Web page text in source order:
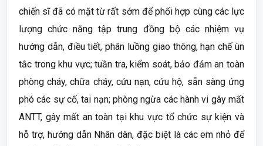
chiến sĩ đã có mặt từ rất sớm để phối hợp cùng các lực
lượng chức năng tập trung đồng bộ các nhiệm vụ
hướng dẫn, điều tiết, phân luồng giao thông, hạn chế ùn
tắc trong khu vực; tuần tra, kiểm soát, bảo đảm an toàn
phòng cháy, chữa cháy, cứu nạn, cứu hộ, sẵn sàng ứng
phó các sự cố, tai nạn; phòng ngừa các hành vi gây mất
ANTT, gây mất an toàn tại khu vực tổ chức sự kiện và
hỗ trợ, hướng dẫn Nhân dân, đặc biệt là các em nhỏ để